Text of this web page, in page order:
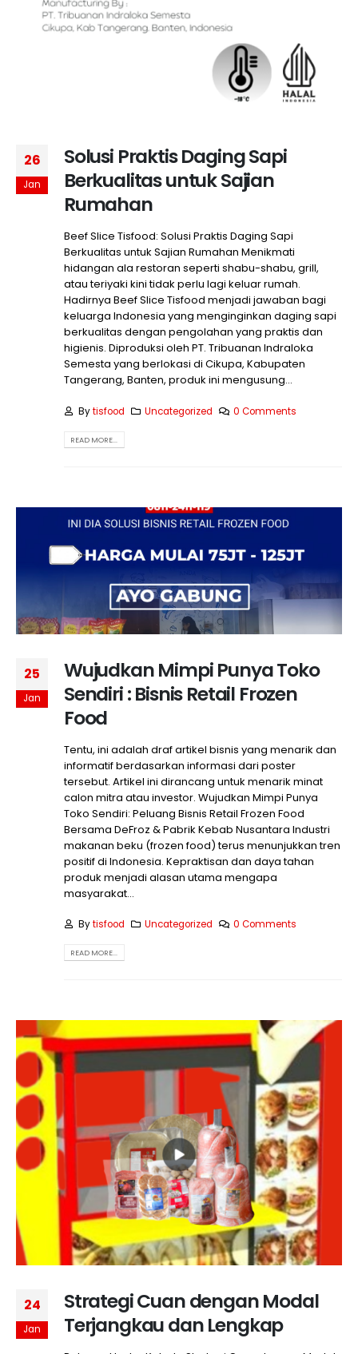
26
Jan
Solusi Praktis Daging Sapi
Berkualitas untuk Sajian
Rumahan
Beef Slice Tisfood: Solusi Praktis Daging Sapi
Berkualitas untuk Sajian Rumahan Menikmati
hidangan ala restoran seperti shabu-shabu, grill,
atau teriyaki kini tidak perlu lagi keluar rumah.
Hadirnya Beef Slice Tisfood menjadi jawaban bagi
keluarga Indonesia yang menginginkan daging sapi
berkualitas dengan pengolahan yang praktis dan
higienis. Diproduksi oleh PT. Tribuanan Indraloka
Semesta yang berlokasi di Cikupa, Kabupaten
Tangerang, Banten, produk ini mengusung...
Bytisfood Uncategorized 0 Comments
READ MORE...
25
Jan
Wujudkan Mimpi Punya Toko
Sendiri : Bisnis Retail Frozen
Food
Tentu, ini adalah draf artikel bisnis yang menarik dan
informatif berdasarkan informasi dari poster
tersebut. Artikel ini dirancang untuk menarik minat
calon mitra atau investor. Wujudkan Mimpi Punya
Toko Sendiri: Peluang Bisnis Retail Frozen Food
Bersama DeFroz & Pabrik Kebab Nusantara Industri
makanan beku (frozen food) terus menunjukkan tren
positif di Indonesia. Kepraktisan dan daya tahan
produk menjadi alasan utama mengapa
masyarakat...
Bytisfood Uncategorized 0 Comments
READ MORE...
24
Jan
Strategi Cuan dengan Modal
Terjangkau dan Lengkap